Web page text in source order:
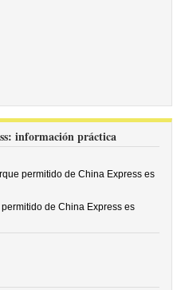
información práctica
permitido de China Express es
de China Express es